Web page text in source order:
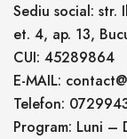
Sediu social: str.
et. 4, ap. 13,
CUI: 45289864
E-MAIL:
Telefon:
Program: Luni –